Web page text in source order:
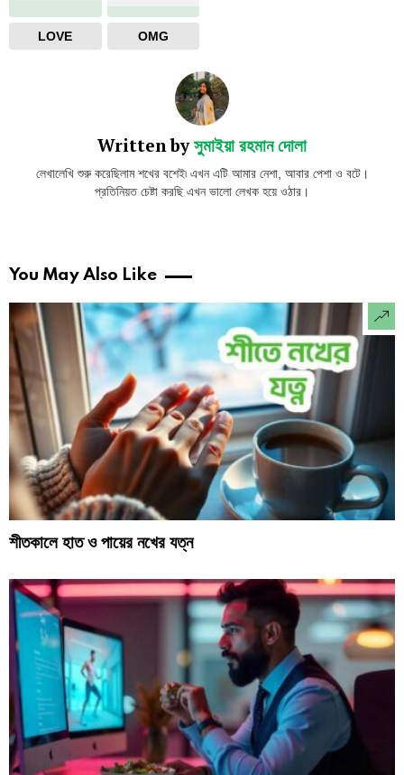
LOVE OMG
Written byসুমাইয়া রহমান দোলা
লেখালেখি শুরু করেছিলাম শখের বশেই৷ এখন এটি আমার নেশা, আবার পেশা ও বটে।
প্রতিনিয়ত চেষ্টা করছি এখন ভালো লেখক হয়ে ওঠার।
You May Also Like
শীতকালে হাত ও পায়ের নখের যত্ন